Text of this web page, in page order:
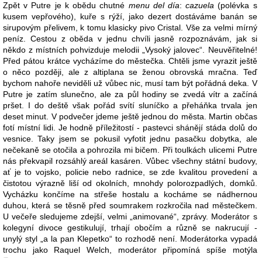
Zpět v Putre je k obědu chutné menu del día:cazuela (polévka s
kusem vepřového), kuře s rýží, jako dezert dostáváme banán se
sirupovým přelivem, k tomu klasicky pivo Cristal. Vše za velmi mírný
peníz. Cestou z oběda v jednu chvíli jasně rozpoznávám, jak si
někdo z místních pohvizduje melodii „Vysoký jalovec“. Neuvěřitelné!
Před pátou krátce vycházíme do městečka. Chtěli jsme vyrazit ještě
o něco později, ale z altiplana se ženou obrovská mračna. Teď
bychom nahoře neviděli už vůbec nic, musí tam být pořádná deka. V
Putre je zatím slunečno, ale za půl hodiny se zvedá vítr a začíná
pršet. I do deště však pořád svítí sluníčko a přeháňka trvala jen
deset minut. V podvečer jdeme ještě jednou do města. Martin občas
fotí místní lidi. Je hodně příležitostí - pastevci shánějí stáda dolů do
vesnice. Taky jsem se pokusil vyfotit jednu pasačku dobytka, ale
nečekaně se otočila a pohrozila mi bičem. Při toulkách ulicemi Putre
nás překvapil rozsáhlý areál kasáren. Vůbec všechny státní budovy,
ať je to vojsko, policie nebo radnice, se zde kvalitou provedení a
čistotou výrazně liší od okolních, mnohdy polorozpadlých, domků.
Vycházku končíme na střeše hostalu a kocháme se nádhernou
duhou, která se těsně před soumrakem rozkročila nad městečkem.
U večeře sledujeme zdejší, velmi „animované“, zprávy. Moderátor s
kolegyní divoce gestikulují, trhají obočím a různě se nakrucují -
unylý styl „a la pan Klepetko“ to rozhodě není. Moderátorka vypadá
trochu jako Raquel Welch, moderátor připomíná spíše motýla